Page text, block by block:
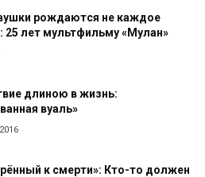
рождаются не каждое
25 лет мультфильму «Мулан»
длиною в жизнь:
вуаль»
к смерти»: Кто-то должен